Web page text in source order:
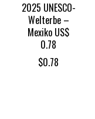
2025 UNESCO-
Welterbe –
Mexiko US$
0.78
$0.78